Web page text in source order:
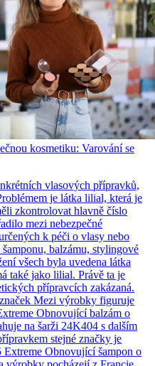
kosmetiku: Varování se
vlasových přípravků,
je látka lilial, která je
zkontrolovat hlavně číslo
mezi nebezpečné
k péči o vlasy nebo
balzámu, stylingové
všech byla uvedena látka
také jako lilial. Právě ta je
přípravcích zakázaná.
Mezi výrobky figuruje
Obnovující balzám o
na šarži 24K404 s dalším
stejné značky je
Extreme Obnovující šampon o